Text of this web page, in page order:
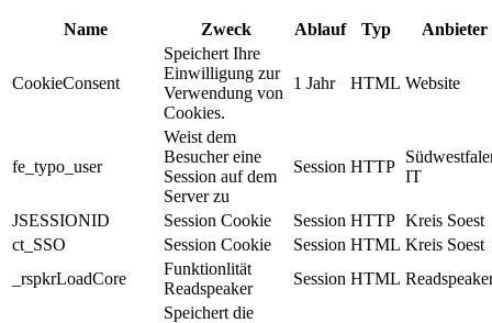
Name Zweck Ablauf Typ Anbieter
CookieConsent
Speichert Ihre
Einwilligung zur
Verwendung von
Cookies.
1 Jahr HTML Website
fe_typo_user
Weist dem
Besucher eine
Session auf dem
Server zu
Session HTTP
IT
JSESSIONID Session Cookie Session HTTP Kreis Soest
ct_SSO
Session Cookie Session HTML Kreis Soest
_rspkrLoadCore
Funktionlität
Readspeaker
Session HTML
Speichert die